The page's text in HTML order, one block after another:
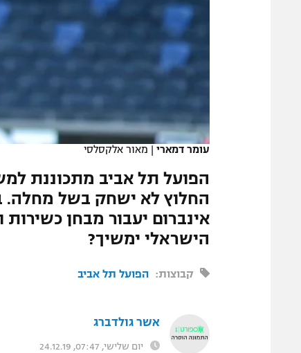
מדיניות פרטיות
תקנון פעילות ספורט 1
רשיון להקרנה פומבית לבית עסק
תגיות
המגזיןעומר דמארי | מאור אלקסלסי
החלוץ לא ישחק בשל מחלה.
הישראלי ימשיך?
קבוצות: הפועל תל אביב
אשר גולדברג
יום שלישי, 07:47, 24.12.19